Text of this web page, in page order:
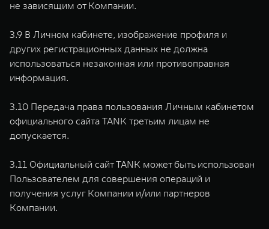
не зависящим от Компании.
3.9 В Личном кабинете, изображение профиля и
других регистрационных данных не должна
использоваться незаконная или противоправная
информация.
3.10 Передача права пользования Личным кабинетом
официального сайта TANK третьим лицам не
допускается.
3.11 Официальный сайт TANK может быть использован
Пользователем для совершения операций и
получения услуг Компании и/или партнеров
Компании.